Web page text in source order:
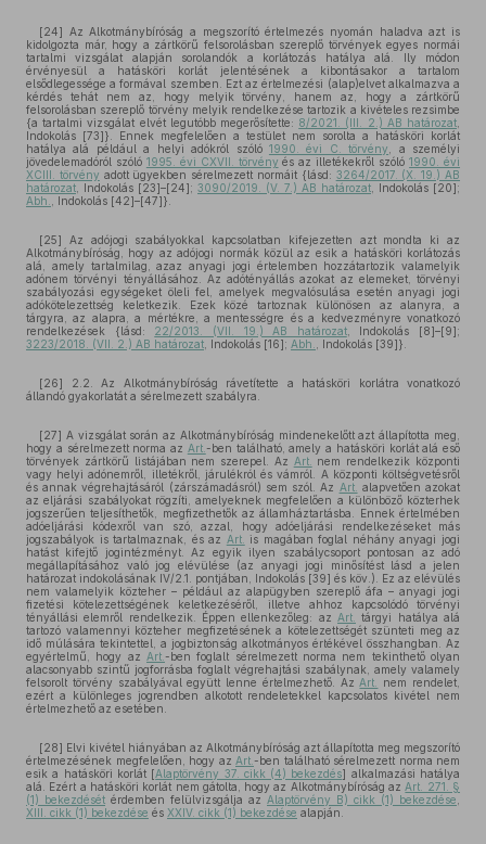
[24] Az Alkotmánybíróság a megszorító értelmezés nyomán haladva azt is
kidolgozta már, hogy a zártkörű felsorolásban szereplő törvények egyes normái
tartalmi vizsgálat alapján sorolandók a korlátozás hatálya alá. Ily módon
érvényesül a hatásköri korlát jelentésének a kibontásakor a tartalom
elsődlegessége a formával szemben. Ezt az értelmezési (alap)elvet alkalmazva a
kérdés tehát nem az, hogy melyik törvény, hanem az, hogy a zártkörű
felsorolásban szereplő törvény melyik rendelkezése tartozik a kivételes rezsimbe
{a tartalmi vizsgálat elvét legutóbb megerősítette: 8/2021. (III. 2.) AB határozat
Indokolás [73]}. Ennek megfelelően a testület nem sorolta a hatásköri korlát
hatálya alá például a helyi adókról szóló 1990. évi C. törvény , a személyi
jövedelemadóról szóló 1995. évi CXVII. törvény és az illetékekről szóló1990. évi
XCIII. törvény adott ügyekben sérelmezett normáit {lásd: 3264/2017. (X. 19.) AB
határozat , Indokolás [23]–[24]; 3090/2019. (V. 7.) AB határozat , Indokolás [20];
Abh.
, Indokolás [42]–[47]}.
[25] Az adójogi szabályokkal kapcsolatban kifejezetten azt mondta ki az
Alkotmánybíróság, hogy az adójogi normák közül az esik a hatásköri korlátozás
alá, amely tartalmilag, azaz anyagi jogi értelemben hozzátartozik valamelyik
adónem törvényi tényállásához. Az adótényállás azokat az elemeket, törvényi
szabályozási egységeket öleli fel, amelyek megvalósulása esetén anyagi jogi
adókötelezettség keletkezik. Ezek közé tartoznak különösen az alanyra, a
tárgyra, az alapra, a mértékre, a mentességre és a kedvezményre vonatkozó
rendelkezések {lásd: 22/2013. (VII. 19.) AB határozat, Indokolás [8]–[9];
3223/2018. (VII. 2.) AB határozat , Indokolás [16]; Abh. , Indokolás [39]}.
[26] 2.2. Az Alkotmánybíróság rávetítette a hatásköri korlátra vonatkozó
állandó gyakorlatát a sérelmezett szabályra.
[27] A vizsgálat során az Alkotmánybíróság mindenekelőtt azt állapította meg,
hogy a sérelmezett norma az Art. -ben található, amely a hatásköri korlát alá eső
törvények zártkörű listájában nem szerepel. Az Art.
nem rendelkezik központi
vagy helyi adónemről, illetékről, járulékról és vámról. A központi költségvetésről
és annak végrehajtásáról (zárszámadásról) sem szól. Az Art. alapvetően azokat
az eljárási szabályokat rögzíti, amelyeknek megfelelően a különböző közterhek
jogszerűen teljesíthetők, megfizethetők az államháztartásba. Ennek értelmében
adóeljárási kódexről van szó, azzal, hogy adóeljárási rendelkezéseket más
jogszabályok is tartalmaznak, és az Art.
is magában foglal néhány anyagi jogi
hatást kifejtő jogintézményt. Az egyik ilyen szabálycsoport pontosan az adó
megállapításához való jog elévülése (az anyagi jogi minősítést lásd a jelen
határozat indokolásának IV/2.1. pontjában, Indokolás [39] és köv.). Ez az elévülés
nem valamelyik közteher – például az alapügyben szereplő áfa – anyagi jogi
fizetési kötelezettségének keletkezéséről, illetve ahhoz kapcsolódó törvényi
tényállási elemről rendelkezik. Éppen ellenkezőleg: az Art.
tárgyi hatálya alá
tartozó valamennyi közteher megfizetésének a kötelezettségét szünteti meg az
idő múlására tekintettel, a jogbiztonság alkotmányos értékével összhangban. Az
egyértelmű, hogy az Art. -ben foglalt sérelmezett norma nem tekinthető olyan
alacsonyabb szintű jogforrásba foglalt végrehajtási szabálynak, amely valamely
felsorolt törvény szabályával együtt lenne értelmezhető. Az Art.
nem rendelet,
ezért a különleges jogrendben alkotott rendeletekkel kapcsolatos kivétel nem
értelmezhető az esetében.
[28] Elvi kivétel hiányában az Alkotmánybíróság azt állapította meg megszorító
értelmezésének megfelelően, hogy az Art. -ben található sérelmezett norma nem
esik a hatásköri korlát [Alaptörvény 37. cikk (4) bekezdés] alkalmazási hatálya
alá. Ezért a hatásköri korlát nem gátolta, hogy az Alkotmánybíróság az Art. 271. §
(1) bekezdését érdemben felülvizsgálja az Alaptörvény B) cikk (1) bekezdése
XIII. cikk (1) bekezdése és XXIV. cikk (1) bekezdése alapján.